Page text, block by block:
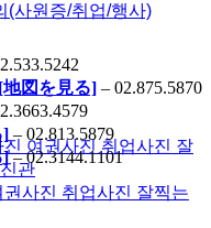
(사원증/취업/행사)
여권사진 취업사진 잘
관
사진 취업사진 잘찍는
図を見る] – 02.875.5870
] – 02.813.5879
]– 02.3144.1101